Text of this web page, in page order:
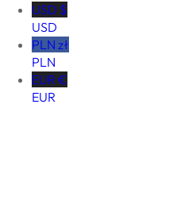
USD $
USD
PLN zł
PLN
EUR €
EUR